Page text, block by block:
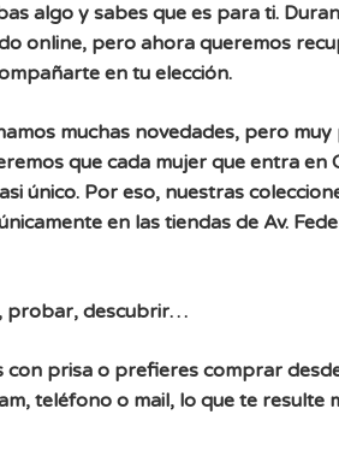
algo y sabes que es para ti.
online, pero ahora queremos
en tu elección.
muchas novedades, pero muy
que cada mujer que entra en
único. Por eso, nuestras
en las tiendas de Av.
probar, descubrir…
con prisa o prefieres comprar
teléfono o mail, lo que te resulte